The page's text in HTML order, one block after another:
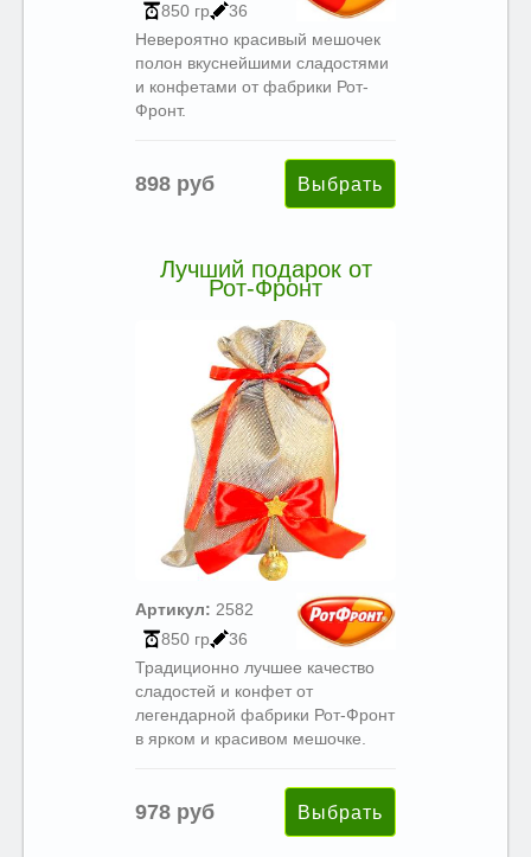
850 гр
36
Невероятно красивый мешочек
полон вкуснейшими сладостями
и конфетами от фабрики Рот-
Фронт.
898 руб
Лучший подарок от
Рот-Фронт
Артикул: 2582
850 гр
36
Традиционно лучшее качество
сладостей и конфет от
легендарной фабрики Рот-Фронт
в ярком и красивом мешочке.
978 руб